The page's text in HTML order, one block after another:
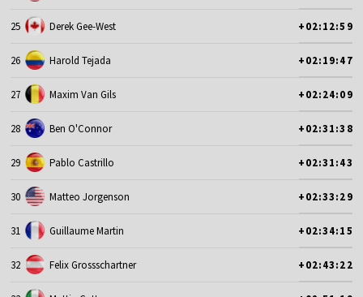
25 Derek Gee-West +02:12:59
26 Harold Tejada +02:19:47
27 Maxim Van Gils +02:24:09
28 Ben O'Connor +02:31:38
29 Pablo Castrillo +02:31:43
30 Matteo Jorgenson +02:33:29
31 Guillaume Martin +02:34:15
32 Felix Grossschartner +02:43:22